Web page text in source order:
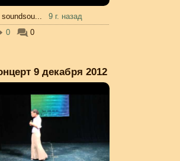
soundsou...
9 г. назад
0
0
9 декабря 2012